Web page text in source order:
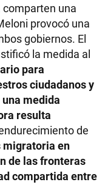
comparten una
provocó una
gobiernos. El
la medida al
para
ciudadanos y
medida
resulta
de
migratoria en
de las fronteras
compartida entre